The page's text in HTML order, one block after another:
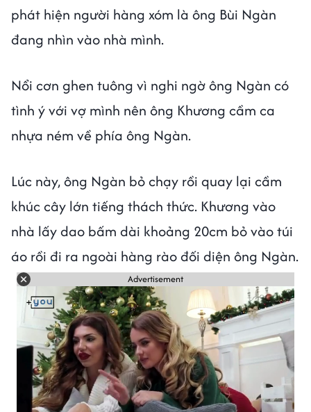
phát hiện người hàng xóm là ông Bùi Ngàn
đang nhìn vào nhà mình.
Nổi cơn ghen tuông vì nghi ngờ ông Ngàn có
tình ý với vợ mình nên ông Khương cầm ca
nhựa ném về phía ông Ngàn.
Lúc này, ông Ngàn bỏ chạy rồi quay lại cầm
khúc cây lớn tiếng thách thức. Khương vào
nhà lấy dao bấm dài khoảng 20cm bỏ vào túi
áo rồi đi ra ngoài hàng rào đối diện ông Ngàn.
Advertisement